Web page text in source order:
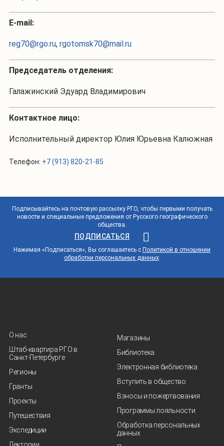
Е-mail:
reg70@rgo.ru, rgotomsk70@mail.ru
Председатель отделения:
Галажинский Эдуард Владимирович
Контактное лицо:
Исполнительный директор Юлия Юрьевна Калюжная
Телефон: +7 (913) 820-21-85
Подписывайтесь на почтовую рассылку РГО, чтобы первыми получать
новости и специальные предложения от Русского географического
общества.
ПОДПИСАТЬСЯ
Нажимая «Подписаться», Вы соглашаетесь с Политикой в отношении
обработки персональных данных.
О нас
Штаб-квартира РГО в
Санкт‑Петербурге
Регионы
Гранты
Проекты
Путешествия
Экспедиции
Магазины
Библиотека
Электронная библиотека
Вступить в общество
Взносы и пожертвования
Программы лояльности
Обработка персональных
данных